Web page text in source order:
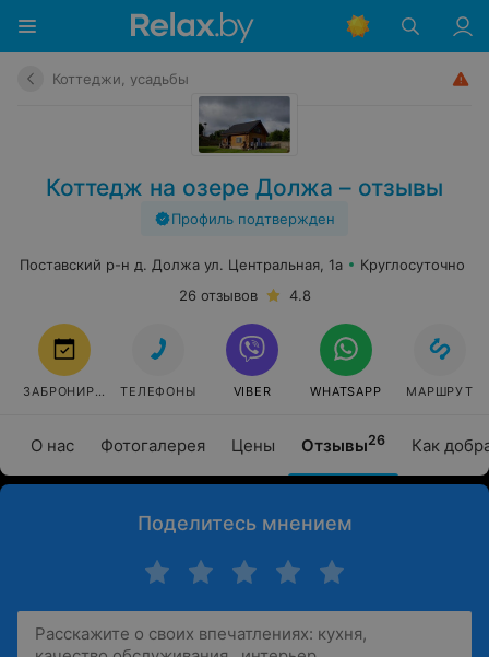
Коттеджи, усадьбы
Коттедж на озере Должа – отзывы
Профиль подтвержден
О нас Фотогалерея Цены Отзывы26 Как
Поставский р-н д. Должа ул. Центральная, 1а
Круглосуточно
26 отзывов
4.8
ЗАБРОНИРОВАТЬТЕЛЕФОНЫ VIBER WHATSAPP МАРШРУТ
Поделитесь мнением